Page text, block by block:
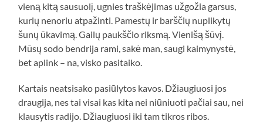
vieną kitą sausuolį, ugnies traškėjimas užgožia garsus,
kurių nenoriu atpažinti. Pamestų ir barščių nuplikytų
šunų ūkavimą. Gailų paukščio riksmą. Vienišą šūvį.
Mūsų sodo bendrija rami, sakė man, saugi kaimynystė,
bet aplink – na, visko pasitaiko.
Kartais neatsisako pasiūlytos kavos. Džiaugiuosi jos
draugija, nes tai visai kas kita nei niūniuoti pačiai sau, nei
klausytis radijo. Džiaugiuosi iki tam tikros ribos.